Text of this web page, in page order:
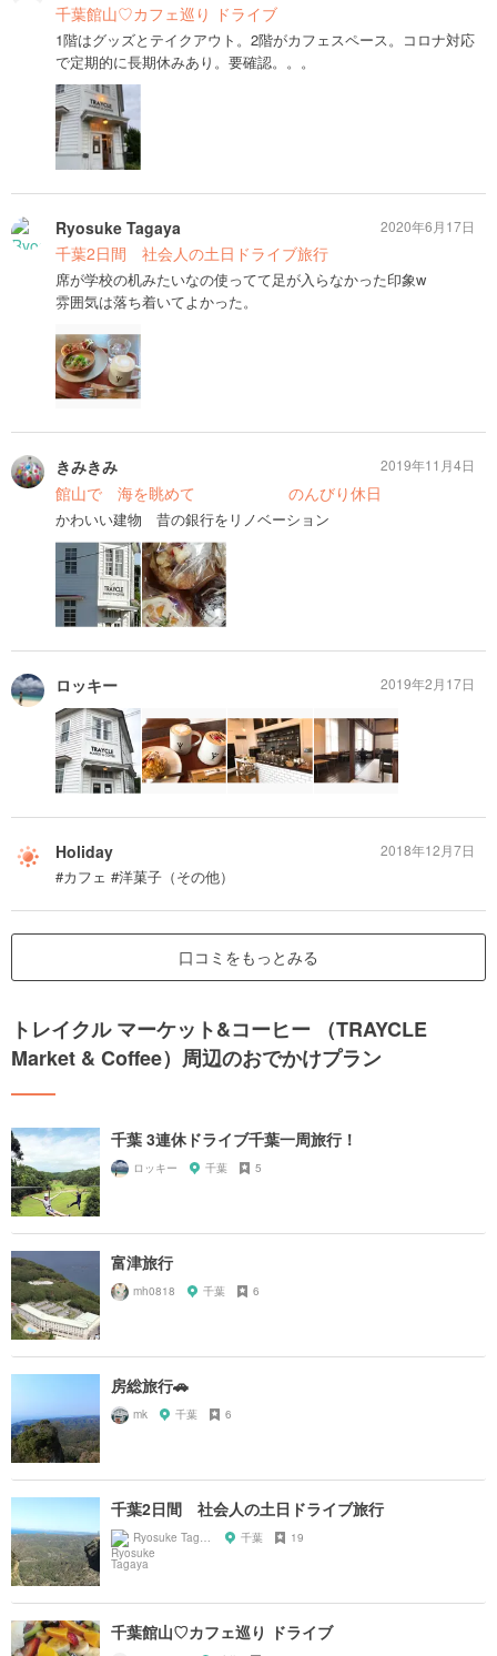
千葉館山♡カフェ巡り ドライブ
1階はグッズとテイクアウト。2階がカフェスペース。コロナ対応
で定期的に長期休みあり。要確認。。。
Ryosuke Tagaya
千葉2日間 社会人の土日ドライブ旅行
席が学校の机みたいなの使ってて足が入らなかった印象w
雰囲気は落ち着いてよかった。
2020年6月17日
きみきみ
館山で 海を眺めて のんびり休日
かわいい建物 昔の銀行をリノベーション
2019年11月4日
ロッキー 2019年2月17日
Holiday
#カフェ #洋菓子（その他）
2018年12月7日
口コミをもっとみる
トレイクル マーケット&コーヒー （TRAYCLE
Market & Coffee）周辺のおでかけプラン
千葉 3連休ドライブ千葉一周旅行！
ロッキー 千葉 5
富津旅行
mh0818 千葉 6
房総旅行🚗
mk 千葉 6
千葉2日間 社会人の土日ドライブ旅行
千葉 19
千葉館山♡カフェ巡り ドライブ